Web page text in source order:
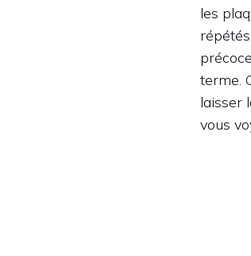
les
terme.
laisser
vous